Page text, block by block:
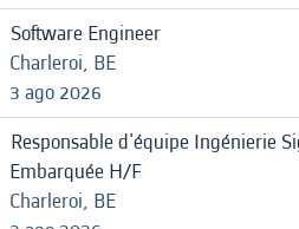
Software Engineer
Charleroi, BE
3 ago 2026
Responsable d'équipe Ingénierie
Embarquée H/F
Charleroi, BE